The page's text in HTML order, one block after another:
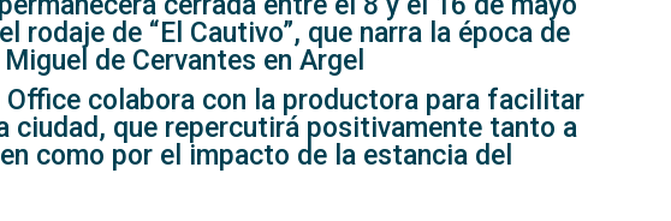
rodaje de “El Cautivo”, que narra la época de
de Cervantes en Argel
colabora con la productora para facilitar
ciudad, que repercutirá positivamente tanto a
como por el impacto de la estancia del